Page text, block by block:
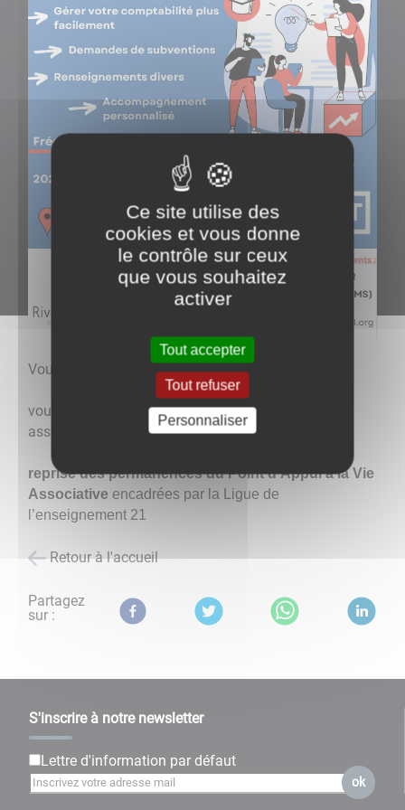
Vous souhaitez créer une association ?
vous avez besoin d'aide pour faire évoluer votre
association ?
reprise des permanences du Point d’Appui à la Vie
Associative encadrées par la Ligue de
l’enseignement 21
Retour à l'accueil
Partagez
sur :
S'inscrire à notre newsletter
Lettre d'information par défaut
ok
Ce site utilise des
cookies et vous donne
le contrôle sur ceux
que vous souhaitez
activer
Tout accepter
Tout refuser
Personnaliser